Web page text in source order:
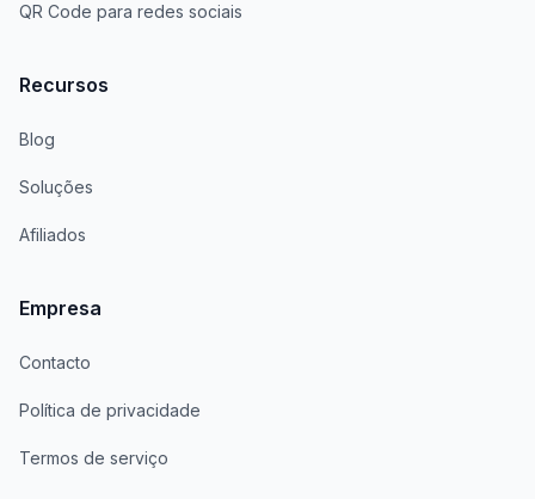
QR Code para redes sociais
Recursos
Blog
Soluções
Afiliados
Empresa
Contacto
Política de privacidade
Termos de serviço